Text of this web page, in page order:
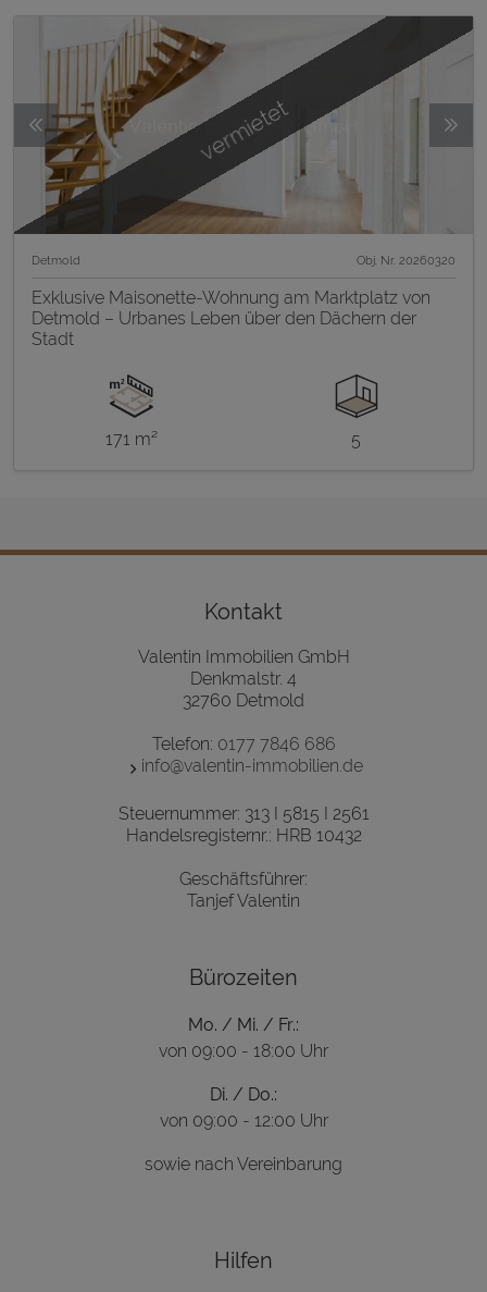
vermietet
Detmold Obj. Nr. 20260320
Exklusive Maisonette-Wohnung am Marktplatz von
Detmold – Urbanes Leben über den Dächern der
Stadt
171 m² 5
Kontakt
Valentin Immobilien GmbH
Denkmalstr. 4
32760 Detmold
Telefon: 0177 7846 686
info@valentin-immobilien.de
Steuernummer: 313 I 5815 I 2561
Handelsregisternr.: HRB 10432
Geschäftsführer:
Tanjef Valentin
Bürozeiten
Mo. / Mi. / Fr.:
von 09:00 - 18:00 Uhr
Di. / Do.:
von 09:00 - 12:00 Uhr
sowie nach Vereinbarung
Hilfen